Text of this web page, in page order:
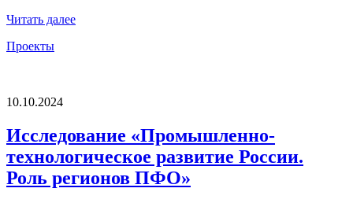
Читать далее
Проекты
10.10.2024
Исследование «Промышленно-
технологическое развитие России.
Роль регионов ПФО»